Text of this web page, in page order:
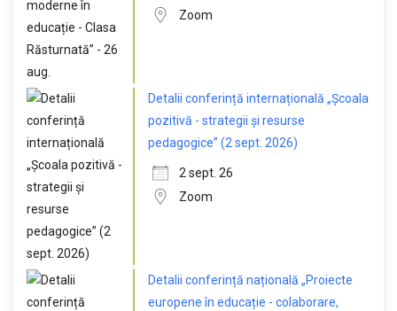
Zoom
Detalii conferință internațională „Școala
pozitivă - strategii și resurse
pedagogice” (2 sept. 2026)
2 sept. 26
Zoom
Detalii conferință națională „Proiecte
europene în educație - colaborare,